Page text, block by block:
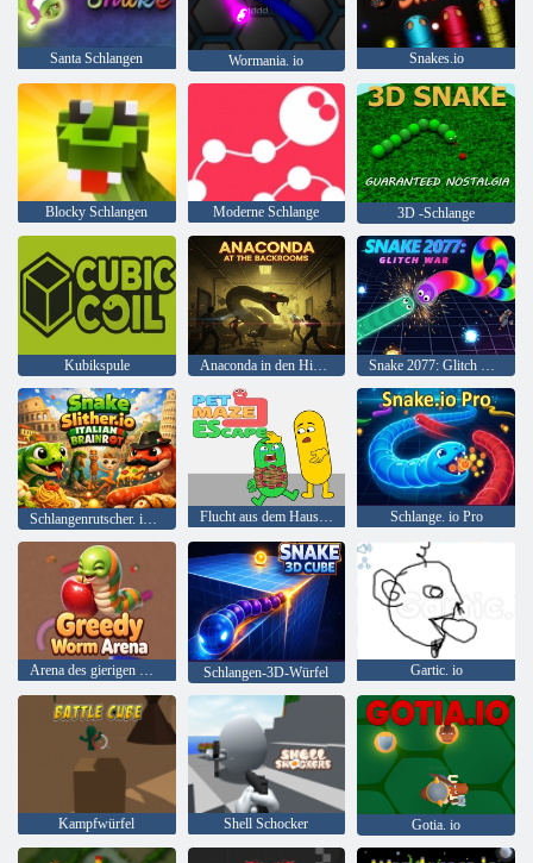
Santa Schlangen Wormania. io Snakes.io
Blocky Schlangen Moderne Schlange 3D -Schlange
Kubikspule Anaconda in den Hinterzimmern Snake 2077: Glitch War
Flucht aus dem Haustierlabyrinth Schlange. io Pro
Arena des gierigen Wurms Schlangen-3D-Würfel Gartic. io
Kampfwürfel Shell Schocker Gotia. io